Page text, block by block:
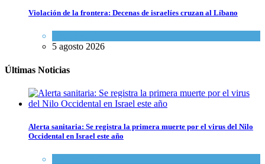
Violación de la frontera: Decenas de israelíes cruzan al Líbano
5 agosto 2026
Últimas Noticias
Alerta sanitaria: Se registra la primera muerte por el virus del Nilo
Occidental en Israel este año